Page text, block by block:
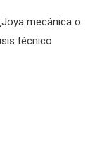
mecánica o
técnico